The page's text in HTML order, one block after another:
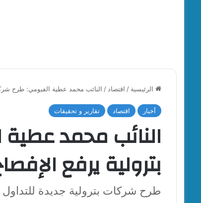
الرئيسية / اقتصاد / النائب محمد عطية الفيومي: طرح
أخبار اقتصاد تقارير و تحقيقات
النائب محمد
بترولية يرفع
طرح شركات بترولية جديدة